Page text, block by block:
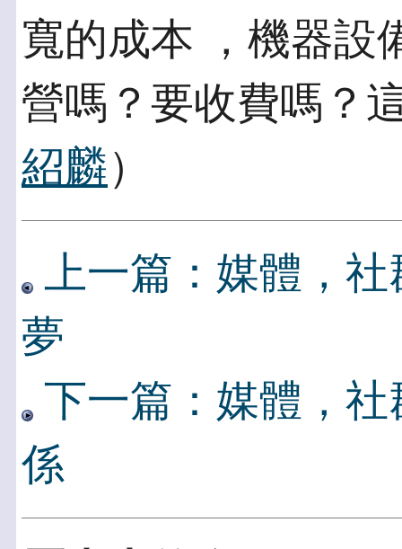
寬的成本 ，機器設
營嗎？要收費嗎？
紹麟）
上一篇：媒體，
夢
下一篇：媒體，
係